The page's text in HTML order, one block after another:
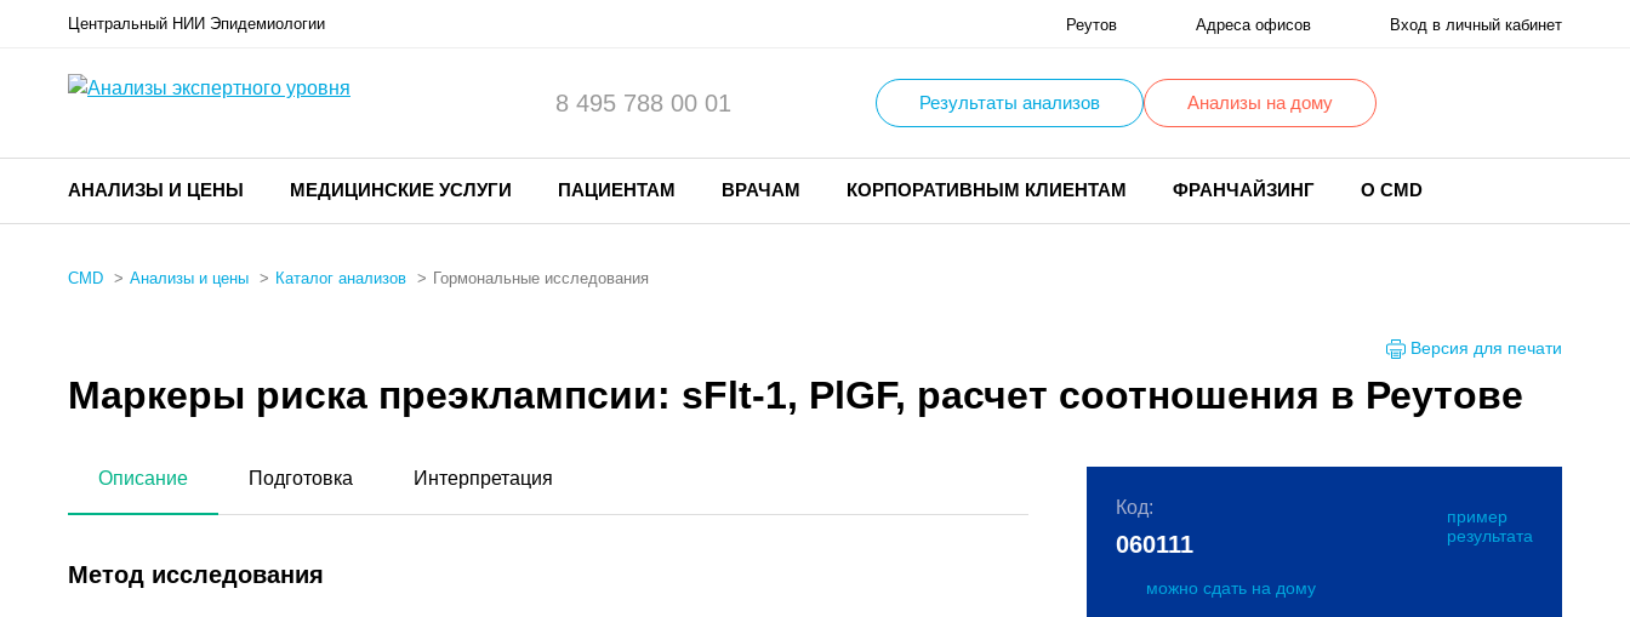
Центральный НИИ Эпидемиологии Реутов Адреса офисов Вход в личный кабинет
8 495 788 00 01 Результаты анализов Анализы на дому
АНАЛИЗЫ И ЦЕНЫ МЕДИЦИНСКИЕ УСЛУГИ ПАЦИЕНТАМ ВРАЧАМ КОРПОРАТИВНЫМ КЛИЕНТАМ ФРАНЧАЙЗИНГ О CMD
CMD Анализы и цены Каталог анализов Гормональные исследования
Версия для печати
Маркеры риска преэклампсии: sFlt-1, PlGF, расчет соотношения в Реутове
Описание Подготовка Интерпретация
Метод исследования
Код:
пример
результата
060111
можно сдать на дому